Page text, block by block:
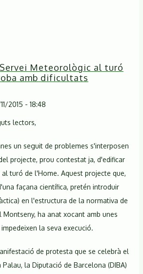
Meteorològic al turó
amb dificultats
2015 - 18:48
lectors,
un seguit de problemes s'interposen
projecte, prou contestat ja, d'edificar
turó de l'Home. Aquest projecte que,
façana científica, pretén introduir
en l'estructura de la normativa de
ha anat xocant amb unes
la seva execució.
de protesta que se celebrà el
la Diputació de Barcelona (DIBA)